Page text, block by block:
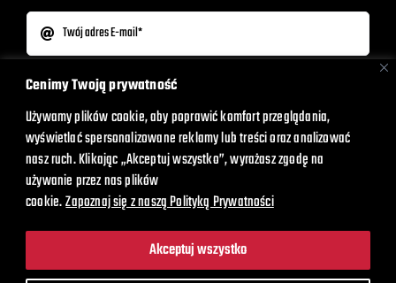
Cenimy Twoją prywatność
Używamy plików cookie, aby poprawić komfort przeglądania,
wyświetlać spersonalizowane reklamy lub treści oraz analizować
nasz ruch. Klikając „Akceptuj wszystko”, wyrażasz zgodę na
używanie przez nas plików
cookie.Zapoznaj się z naszą Polityką Prywatności
Akceptuj wszystko
Wyrażam zgodę na otrzymywanie newslettera.
Wyślij
Szukaj